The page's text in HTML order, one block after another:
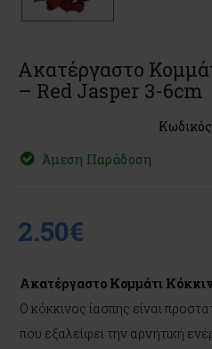
Ακατέργαστο
– Red Jasper 3-6cm
Άμεση Παράδοση
2.50€
Ακατέργαστο Κομμάτι
Ο κόκκινος ίασπης είναι
που εξαλείφει την αρνητική